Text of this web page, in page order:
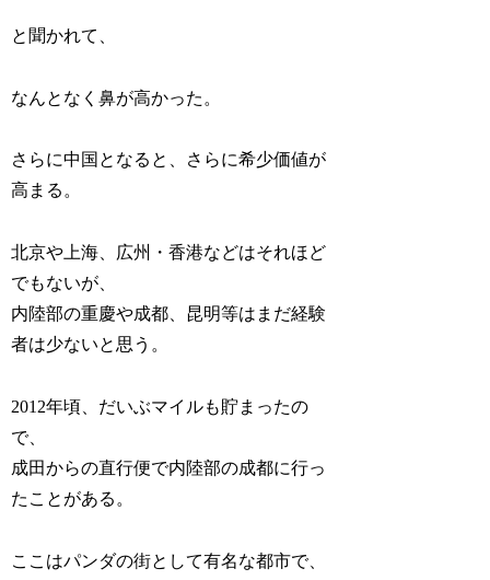
と聞かれて、
なんとなく鼻が高かった。
さらに中国となると、さらに希少価値が
高まる。
北京や上海、広州・香港などはそれほど
でもないが、
内陸部の重慶や成都、昆明等はまだ経験
者は少ないと思う。
2012年頃、だいぶマイルも貯まったの
で、
成田からの直行便で内陸部の成都に行っ
たことがある。
ここはパンダの街として有名な都市で、